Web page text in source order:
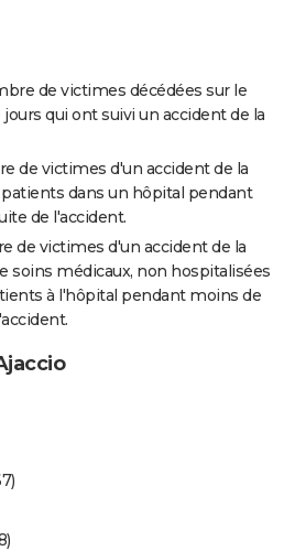
de victimes décédées sur le
qui ont suivi un accident de la
de victimes d'un accident de la
dans un hôpital pendant
de l'accident.
de victimes d'un accident de la
soins médicaux, non hospitalisées
à l'hôpital pendant moins de